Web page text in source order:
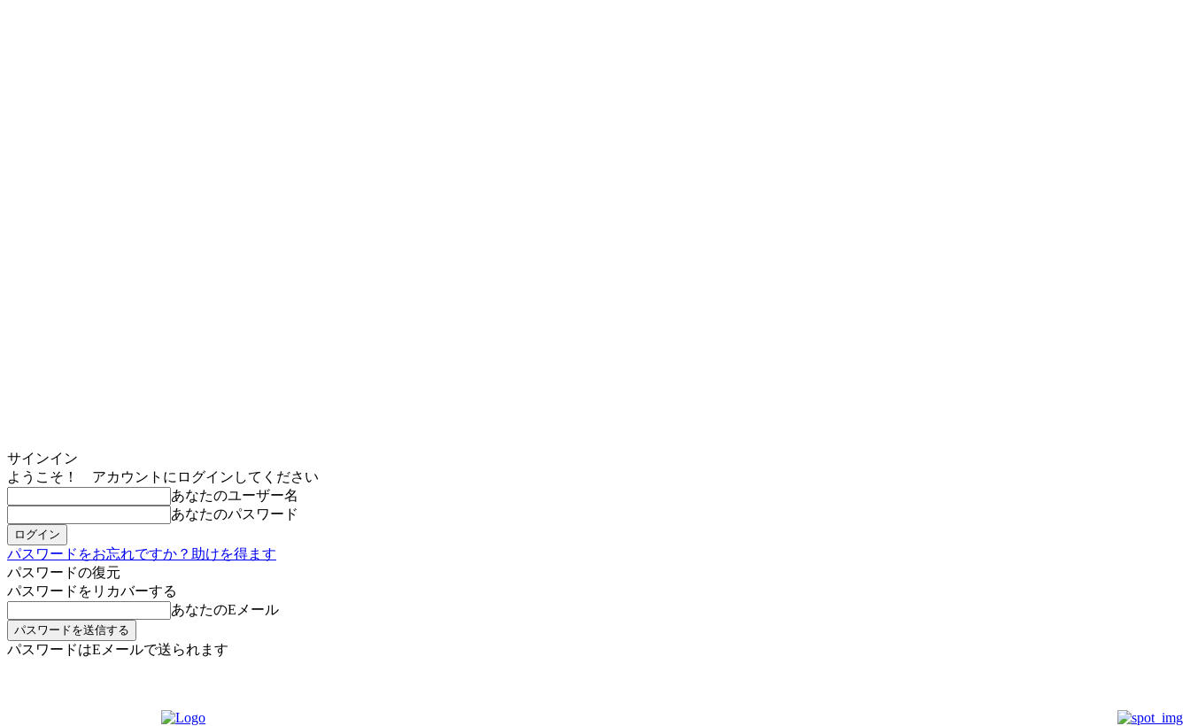
サインイン
ようこそ！ アカウントにログインしてください
あなたのユーザー名
あなたのパスワード
パスワードをお忘れですか？助けを得ます
パスワードの復元
パスワードをリカバーする
あなたのEメール
パスワードはEメールで送られます